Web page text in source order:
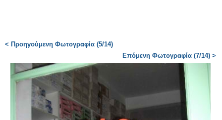
< Προηγούμενη Φωτογραφία (5/14)
Επόμενη Φωτογραφία (7/14) >